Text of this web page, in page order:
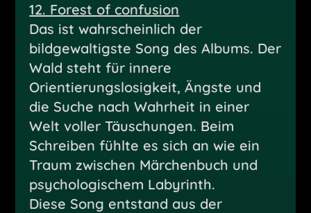
12. Forest of confusion
Das ist wahrscheinlich der
bildgewaltigste Song des Albums. Der
Wald steht für innere
Orientierungslosigkeit, Ängste und
die Suche nach Wahrheit in einer
Welt voller Täuschungen. Beim
Schreiben fühlte es sich an wie ein
Traum zwischen Märchenbuch und
psychologischem Labyrinth.
Diese Song entstand aus der